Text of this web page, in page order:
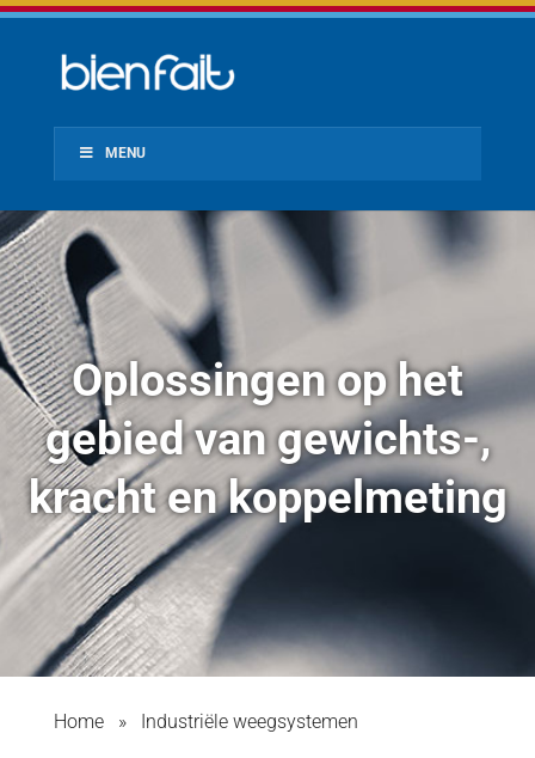
MENU
Oplossingen op het
gebied van gewichts-,
kracht en koppelmeting
Home» Industriële weegsystemen